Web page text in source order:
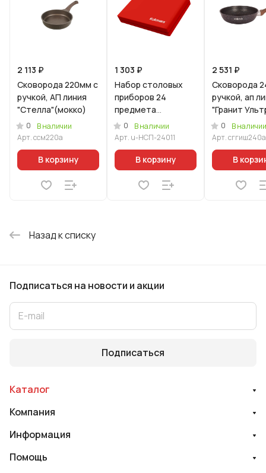
2 113 ₽
Сковорода 220мм с
ручкой, АП линия
"Стелла"(мокко)
0
В наличии
Арт.ссм220а
В корзину
1 303 ₽
Набор столовых
приборов 24
предмета
"Арабеск" (М01) с
декоративным
(Уцененный товар)
0
В наличии
Арт. u-НСП-24011
В корзину
2 531 ₽
Сковорода
ручкой, ап
"Гранит
(синий)
0
В наличии
Арт.сггиш240а
В
Назад к списку
Подписаться на новости и акции
Подписаться
Каталог
Компания
Информация
Помощь